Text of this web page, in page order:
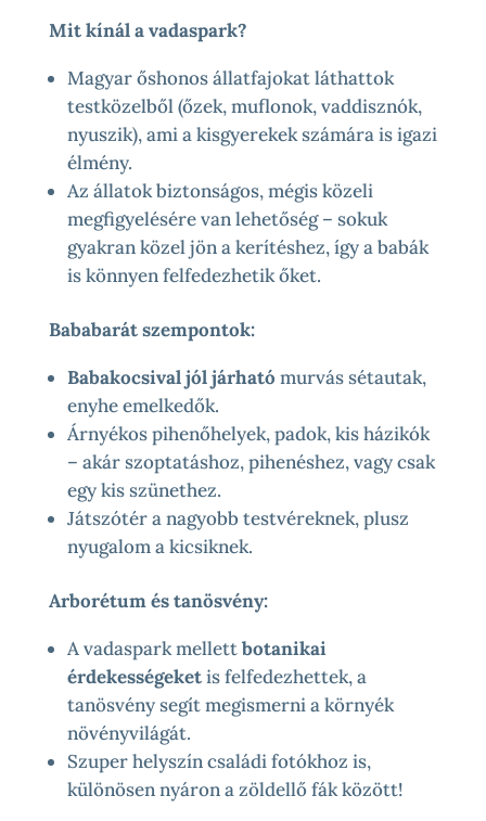
Mit kínál a vadaspark?
Magyar őshonos állatfajokat láthattok
testközelből (őzek, muflonok, vaddisznók,
nyuszik), ami a kisgyerekek számára is igazi
élmény.
Az állatok biztonságos, mégis közeli
megfigyelésére van lehetőség – sokuk
gyakran közel jön a kerítéshez, így a babák
is könnyen felfedezhetik őket.
Bababarát szempontok:
Babakocsival jól járható murvás sétautak,
enyhe emelkedők.
Árnyékos pihenőhelyek, padok, kis házikók
– akár szoptatáshoz, pihenéshez, vagy csak
egy kis szünethez.
Játszótér a nagyobb testvéreknek, plusz
nyugalom a kicsiknek.
Arborétum és tanösvény:
A vadaspark mellettbotanikai
érdekességeketis felfedezhettek, a
tanösvény segít megismerni a környék
növényvilágát.
Szuper helyszín családi fotókhoz is,
különösen nyáron a zöldellő fák között!